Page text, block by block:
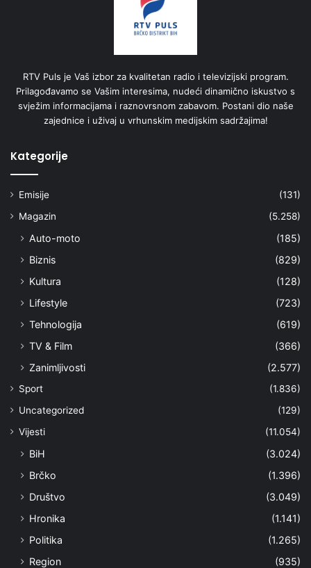
RTV Puls je Vaš izbor za kvalitetan radio i televizijski program.
Prilagođavamo se Vašim interesima, nudeći dinamično iskustvo s
svježim informacijama i raznovrsnom zabavom. Postani dio naše
zajednice i uživaj u vrhunskim medijskim sadržajima!
Kategorije
Emisije
(131)
Magazin
(5.258)
Auto-moto
(185)
Biznis
(829)
Kultura
(128)
Lifestyle
(723)
Tehnologija
(619)
TV & Film
(366)
Zanimljivosti
(2.577)
Sport
(1.836)
Uncategorized
(129)
Vijesti
(11.054)
BiH
(3.024)
Brčko
(1.396)
Društvo
(3.049)
Hronika
(1.141)
Politika
(1.265)
Region
(935)